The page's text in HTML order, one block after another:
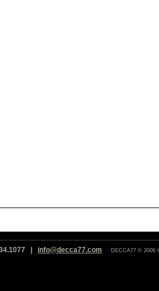
| info@decca77.com DECCA77 © 2006